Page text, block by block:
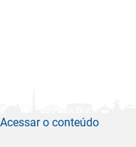
Acessar o conteúdo